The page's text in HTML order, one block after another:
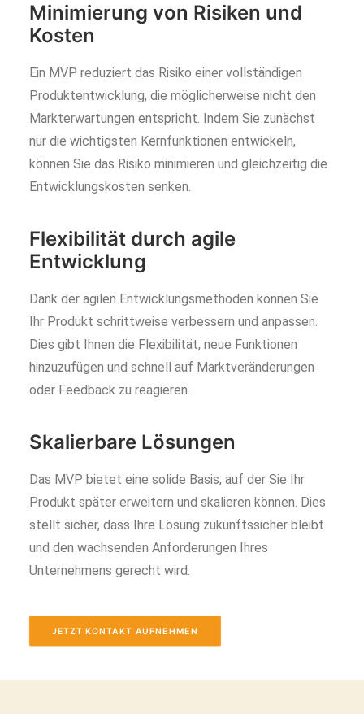
Minimierung von Risiken und
Kosten
Ein MVP reduziert das Risiko einer vollständigen
Produktentwicklung, die möglicherweise nicht den
Markterwartungen entspricht. Indem Sie zunächst
nur die wichtigsten Kernfunktionen entwickeln,
können Sie das Risiko minimieren und gleichzeitig die
Entwicklungskosten senken.
Flexibilität durch agile
Entwicklung
Dank der agilen Entwicklungsmethoden können Sie
Ihr Produkt schrittweise verbessern und anpassen.
Dies gibt Ihnen die Flexibilität, neue Funktionen
hinzuzufügen und schnell auf Marktveränderungen
oder Feedback zu reagieren.
Skalierbare Lösungen
Das MVP bietet eine solide Basis, auf der Sie Ihr
Produkt später erweitern und skalieren können. Dies
stellt sicher, dass Ihre Lösung zukunftssicher bleibt
und den wachsenden Anforderungen Ihres
Unternehmens gerecht wird.
JETZT KONTAKT AUFNEHMEN